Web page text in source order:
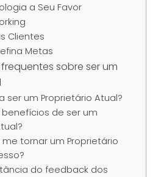
a Seu Favor
Clientes
Metas
sobre ser um
ser um Proprietário Atual?
benefícios de ser um
tornar um Proprietário
do feedback dos